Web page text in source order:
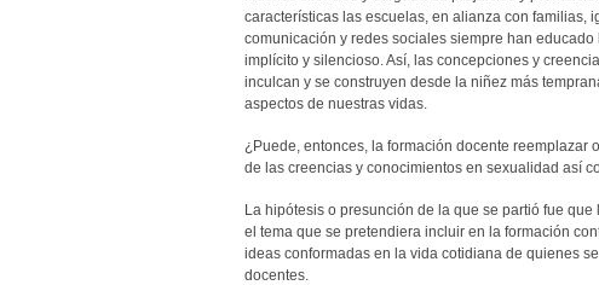
características las escuelas, en alianza con familias,
comunicación y redes sociales siempre han
implícito y silencioso. Así, las concepciones y
inculcan y se construyen desde la niñez más
aspectos de nuestras vidas.
¿Puede, entonces, la formación docente reemplazar
de las creencias y conocimientos en sexualidad así
La hipótesis o presunción de la que se partió fue
el tema que se pretendiera incluir en la formación
ideas conformadas en la vida cotidiana de quienes
docentes.